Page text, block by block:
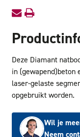
Deze Diamant
in (gewapend)beton
laser-gelaste
opgebruikt worden.
Wil je
Neem